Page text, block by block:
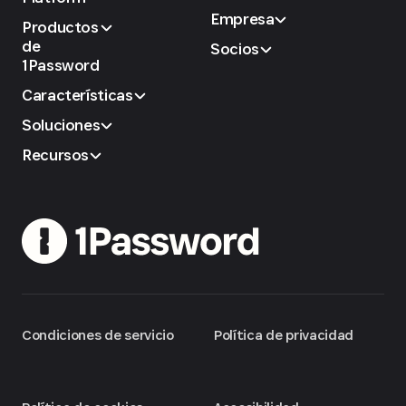
Productos
de
1Password
Características
Soluciones
Recursos
Empresa
Socios
Condiciones de servicio Política de privacidad